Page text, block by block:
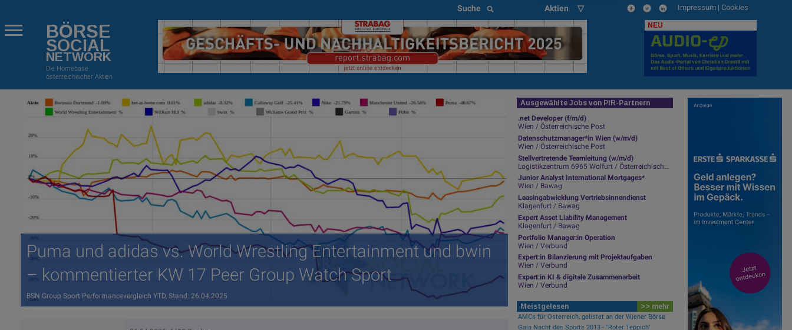
Suche Aktien ▽ Impressum | Cookies
BÖRSE
SOCIAL
NETWORK
Die Homebase
österreichischer Aktien
NEU
Puma und adidas vs. World Wrestling Entertainment und bwin
– kommentierter KW 17 Peer Group Watch Sport
BSN Group Sport Performancevergleich YTD, Stand: 26.04.2025
Ausgewählte Jobs von PIR-Partnern
.net Developer (f/m/d)
Wien / Österreichische Post
Datenschutzmanager*in Wien (w/m/d)
Wien / Österreichische Post
Stellvertretende Teamleitung (w/m/d)
Logistikzentrum 6965 Wolfurt / Österreichische Post
Junior Analyst International Mortgages*
Wien / Bawag
Leasingabwicklung Vertriebsinnendienst
Klagenfurt / Bawag
Expert Asset Liability Management
Klagenfurt / Bawag
Portfolio Manager:in Operation
Wien / Verbund
Expert:in Bilanzierung mit Projektaufgaben
Wien / Verbund
Expert:in KI & digitale Zusammenarbeit
Wien / Verbund
Meistgelesen >> mehr
AMCs für Österreich, gelistet an der Wiener Börse
Gala Nacht des Sports 2013 - "Roter Teppich"